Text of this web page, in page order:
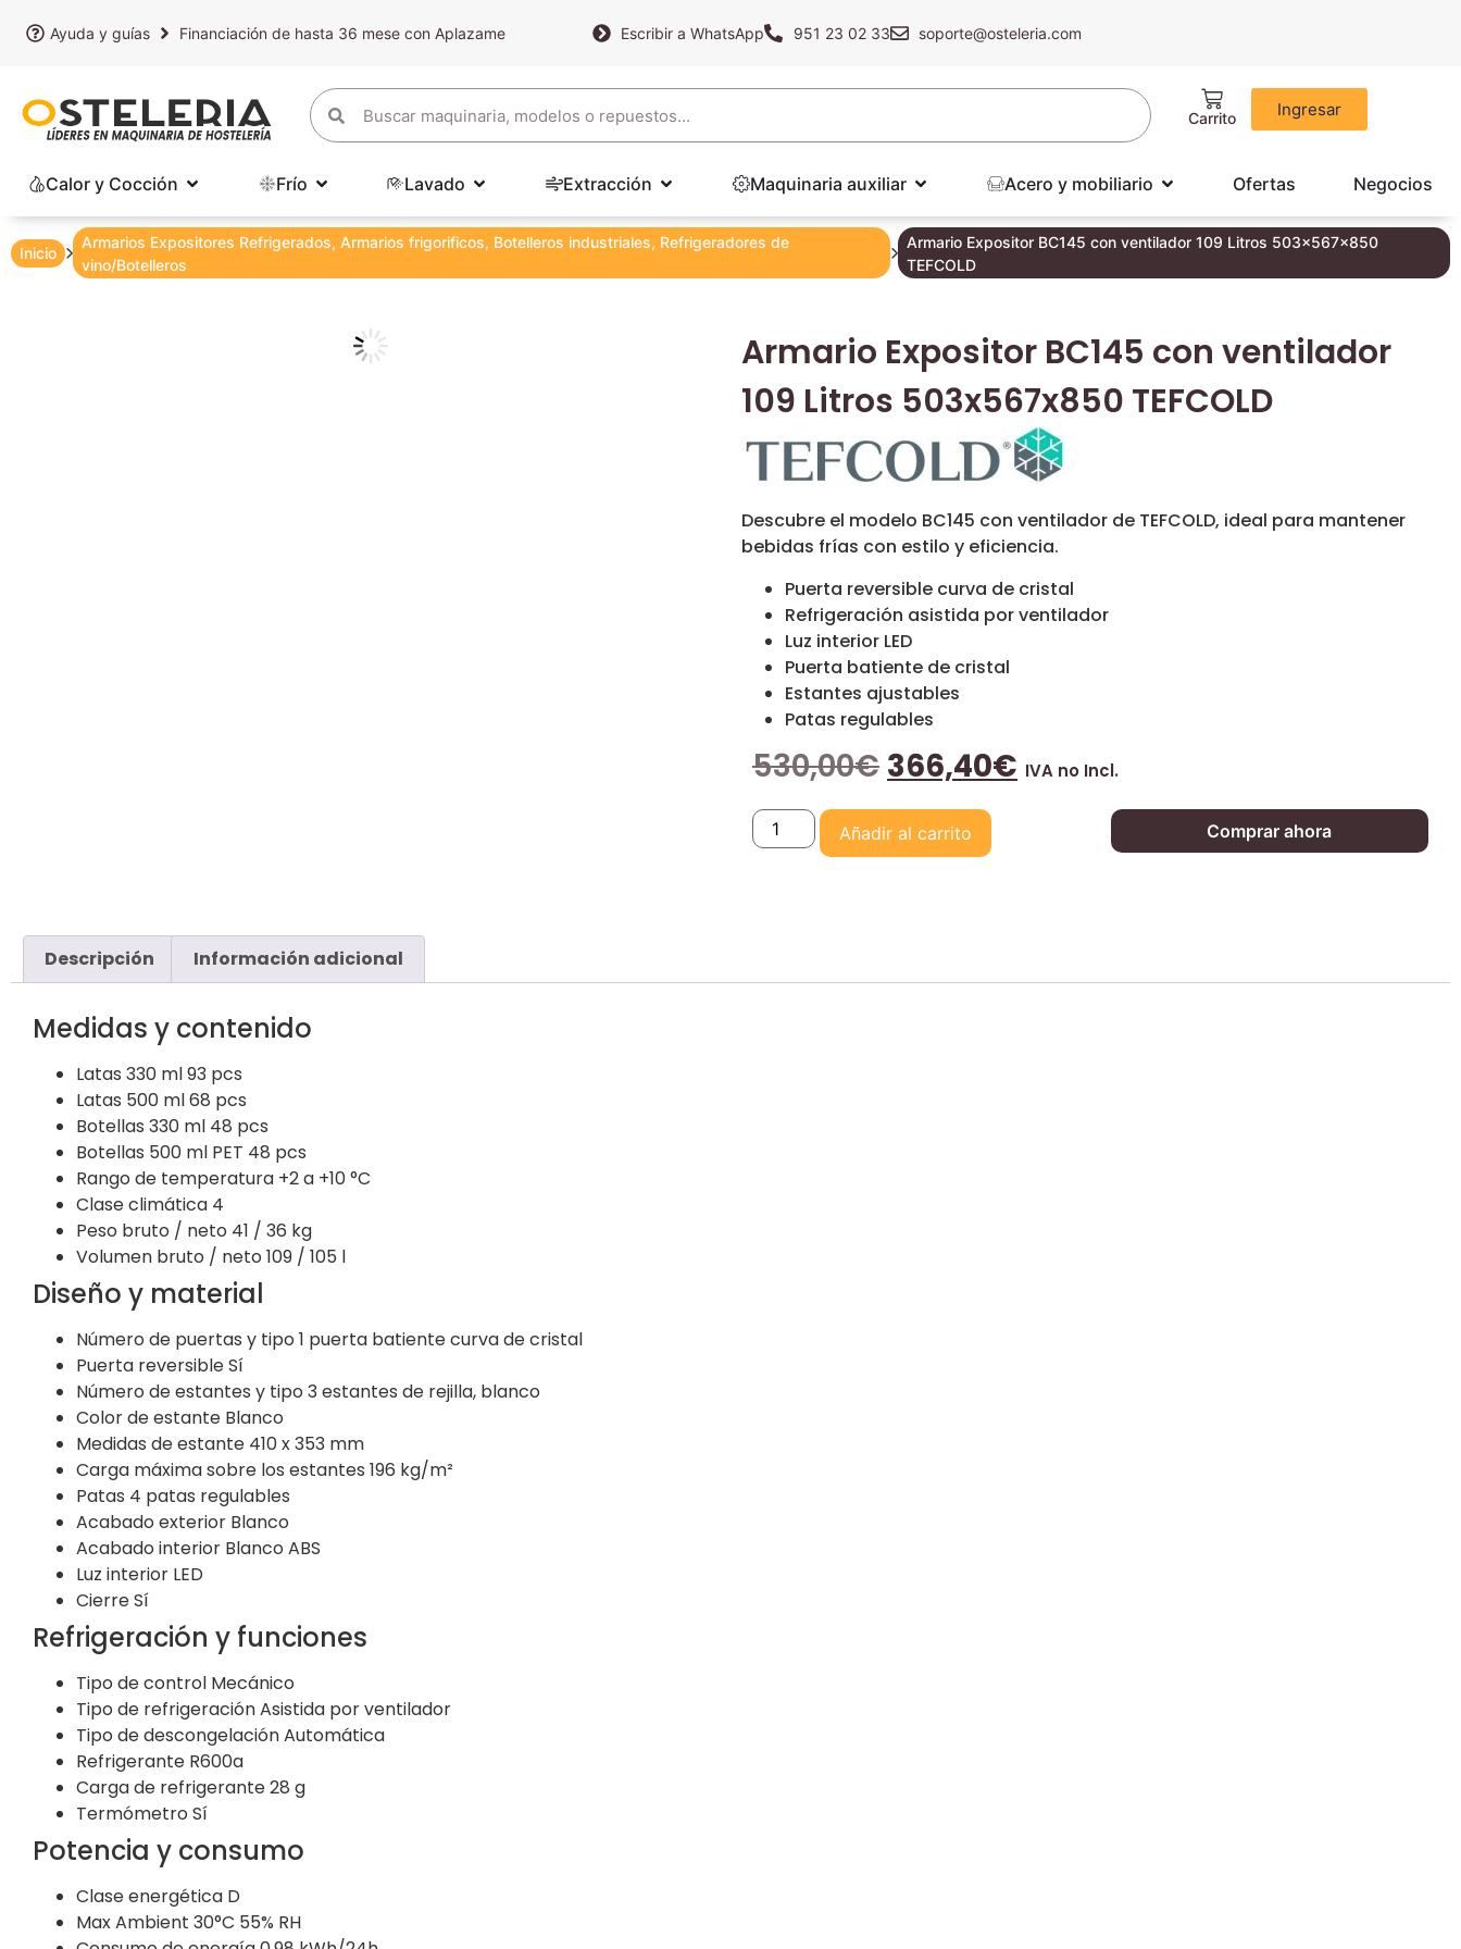
Ayuda y guías Financiación de hasta 36 mese con Aplazame Escribir a WhatsApp 951 23 02 33 soporte@osteleria.com
Ingresar
Calor y Cocción Frío Lavado Extracción Maquinaria auxiliar Acero y mobiliario Ofertas Negocios
Inicio
Armarios Expositores Refrigerados, Armarios frigorificos, Botelleros industriales, Refrigeradores de
vino/Botelleros
Armario Expositor BC145 con ventilador 109 Litros 503x567x850
TEFCOLD
Armario Expositor BC145 con ventilador
109 Litros 503x567x850 TEFCOLD
Descubre el modelo BC145 con ventilador de TEFCOLD, ideal para mantener
bebidas frías con estilo y eficiencia.
Puerta reversible curva de cristal
Refrigeración asistida por ventilador
Luz interior LED
Puerta batiente de cristal
Estantes ajustables
Patas regulables
530,00€ 366,40€ IVA no Incl.
Añadir al carrito Comprar ahora
Descripción Información adicional
Medidas y contenido
Latas 330 ml93 pcs
Latas 500 ml68 pcs
Botellas 330 ml 48 pcs
Botellas 500 ml PET 48 pcs
Rango de temperatura +2 a +10 °C
Clase climática 4
Peso bruto / neto 41 / 36 kg
Volumen bruto / neto 109 / 105 l
Diseño y material
Número de puertas y tipo 1 puerta batiente curva de cristal
Puerta reversibleSí
Número de estantes y tipo 3 estantes de rejilla, blanco
Color de estante Blanco
Medidas de estante 410 x 353 mm
Carga máxima sobre los estantes 196 kg/m²
Patas 4 patas regulables
Acabado exterior Blanco
Acabado interior Blanco ABS
Luz interior LED
CierreSí
Refrigeración y funciones
Tipo de control Mecánico
Tipo de refrigeraciónAsistida por ventilador
Tipo de descongelaciónAutomática
Refrigerante R600a
Carga de refrigerante28 g
Termómetro Sí
Potencia y consumo
Clase energética D
Max Ambient 30°C 55% RH